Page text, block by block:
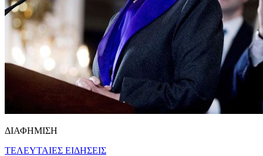
ΔΙΑΦΗΜΙΣΗ
ΤΕΛΕΥΤΑΙΕΣ ΕΙΔΗΣΕΙΣ